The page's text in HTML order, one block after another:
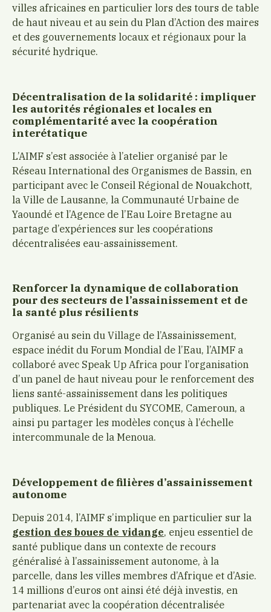
villes africaines en particulier lors des tours de table
de haut niveau et au sein du Plan d’Action des maires
et des gouvernements locaux et régionaux pour la
sécurité hydrique.
Décentralisation de la solidarité : impliquer
les autorités régionales et locales en
complémentarité avec la coopération
interétatique
L’AIMF s’est associée à l’atelier organisé par le
Réseau International des Organismes de Bassin, en
participant avec le Conseil Régional de Nouakchott,
la Ville de Lausanne, la Communauté Urbaine de
Yaoundé et l’Agence de l’Eau Loire Bretagne au
partage d’expériences sur les coopérations
décentralisées eau-assainissement.
Renforcer la dynamique de collaboration
pour des secteurs de l’assainissement et de
la santé plus résilients
Organisé au sein du Village de l’Assainissement,
espace inédit du Forum Mondial de l’Eau, l’AIMF a
collaboré avec Speak Up Africa pour l’organisation
d’un panel de haut niveau pour le renforcement des
liens santé-assainissement dans les politiques
publiques. Le Président du SYCOME, Cameroun, a
ainsi pu partager les modèles conçus à l’échelle
intercommunale de la Menoua.
Développement de filières d’assainissement
autonome
Depuis 2014, l’AIMF s’implique en particulier sur la
gestion des boues de vidange, enjeu essentiel de
santé publique dans un contexte de recours
généralisé à l’assainissement autonome, à la
parcelle, dans les villes membres d’Afrique et d’Asie.
14 millions d’euros ont ainsi été déjà investis, en
partenariat avec la coopération décentralisée